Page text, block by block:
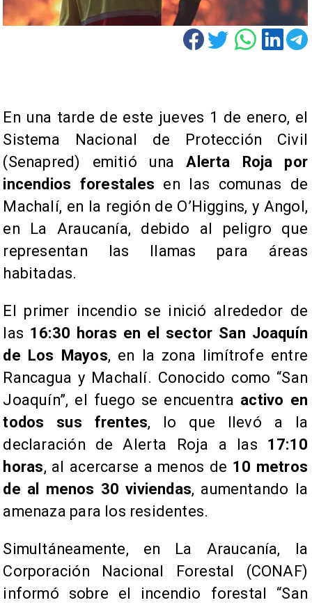
En una tarde de este jueves 1 de enero, el
Sistema Nacional de Protección Civil
(Senapred) emitió unaAlerta Roja por
incendios forestales en las comunas de
Machalí, en la región de O’Higgins, y Angol,
en La Araucanía, debido al peligro que
representan las llamas para áreas
habitadas.
El primer incendio se inició alrededor de
las 16:30 horas en el sector San Joaquín
de Los Mayos, en la zona limítrofe entre
Rancagua y Machalí. Conocido como “San
Joaquín”, el fuego se encuentra activo en
todos sus frentes, lo que llevó a la
declaración de Alerta Roja a las 17:10
horas, al acercarse a menos de 10 metros
de al menos 30 viviendas, aumentando la
amenaza para los residentes.
Simultáneamente, en La Araucanía, la
Corporación Nacional Forestal (CONAF)
informó sobre el incendio forestal “San